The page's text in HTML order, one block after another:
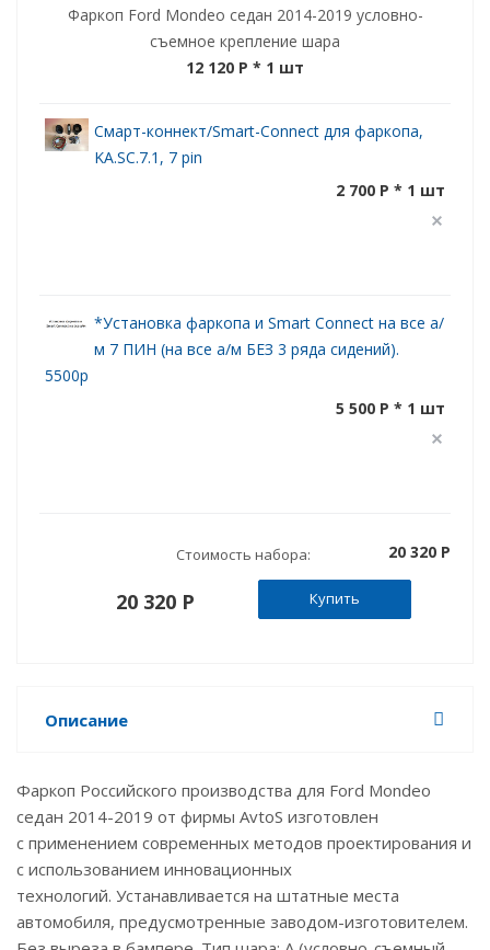
Фаркоп Ford Mondeo седан 2014-2019 условно-
съемное крепление шара
12 120 P * 1 шт
Смарт-коннект/Smart-Connect для фаркопа,
KA.SC.7.1, 7 pin
2 700 P * 1 шт
*Установка фаркопа и Smart Connect на все а/
м 7 ПИН (на все а/м БЕЗ 3 ряда сидений).
5500р
5 500 P * 1 шт
Стоимость набора: 20 320 P
20 320 P Купить
Описание
Фаркоп Российского производства для Ford Mondeo
седан 2014-2019 от фирмы AvtoS изготовлен
с применением современных методов проектирования и
с использованием инновационных
технологий. Устанавливается на штатные места
автомобиля, предусмотренные заводом-изготовителем.